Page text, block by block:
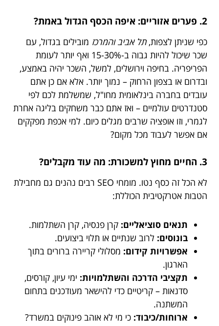
2. פערים אזוריים: איפה הכסף הגדול באמת?
כפי שניתן לצפות,תל אביב והמרכז מובילים בגדול, עם
שכר שיכול להיות גבוה ב-15-30% ואף יותר לעומת
הפריפריה. בחיפה וירושלים, למשל, השכר יהיה באמצע,
ובדרום או בצפון הרחוק – נמוך יותר. אלא אם כן אתם
עובדים בחברה בינלאומית מחו"ל, שמשלמת לכם לפי
סטנדרטים עולמיים – ואז אתם כבר משחקים בליגה אחרת
לגמרי, וזו אופציה שרבים מגלים כיום. למי אכפת מפקקים
אם אפשר לעבוד מכל מקום?
3. החיים מחוץ למשכורת: מה עוד מקבלים?
לא הכל זה כסף נטו. מומחי SEO רבים נהנים גם מחבילת
הטבות אטרקטיבית הכוללת:
תנאים סוציאליים: קרן פנסיה, קרן השתלמות.
בונוסים: לרוב שנתיים או תלוי ביצועים.
אפשרויות קידום: מסלולי קריירה ברורים בתוך
הארגון.
תקציבי הדרכה והשתלמויות: ימי עיון, קורסים,
סדנאות – קריטיים כדי להישאר מעודכנים בתחום
המשתנה.
ארוחות/כיבוד: כי מי לא אוהב פינוקים במשרד?